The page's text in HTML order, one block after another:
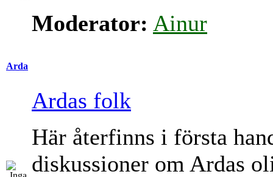
Moderator: Ainur
Arda
Ardas folk
Här återfinns i första
diskussioner om Ardas